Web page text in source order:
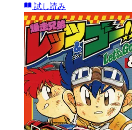
試し読み